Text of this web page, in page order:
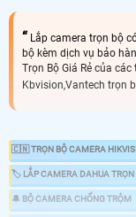
Lắp camera trọn bộ
bộ kèm dịch vụ bảo
Trọn Bộ Giá Rẻ của
Kbvision,Vantech trọn
🇨🇳 TRỌN BỘ CAMERA
🏷 LẮP CAMERA DAHUA TRỌN
🔔 BỘ CAMERA CHỐNG TRỘM